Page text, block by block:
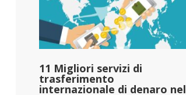
11 Migliori servizi di
trasferimento
internazionale di denaro nel